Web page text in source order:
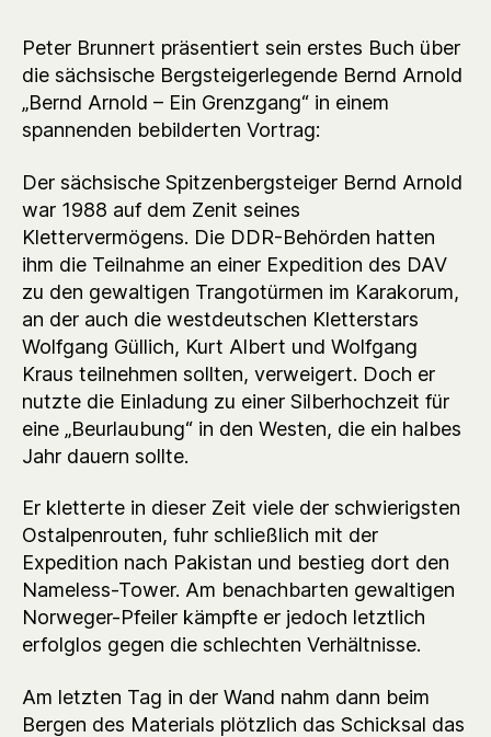
Peter Brunnert präsentiert sein erstes Buch über
die sächsische Bergsteigerlegende Bernd Arnold
„Bernd Arnold – Ein Grenzgang“ in einem
spannenden bebilderten Vortrag:
Der sächsische Spitzenbergsteiger Bernd Arnold
war 1988 auf dem Zenit seines
Klettervermögens. Die DDR-Behörden hatten
ihm die Teilnahme an einer Expedition des DAV
zu den gewaltigen Trangotürmen im Karakorum,
an der auch die westdeutschen Kletterstars
Wolfgang Güllich, Kurt Albert und Wolfgang
Kraus teilnehmen sollten, verweigert. Doch er
nutzte die Einladung zu einer Silberhochzeit für
eine „Beurlaubung“ in den Westen, die ein halbes
Jahr dauern sollte.
Er kletterte in dieser Zeit viele der schwierigsten
Ostalpenrouten, fuhr schließlich mit der
Expedition nach Pakistan und bestieg dort den
Nameless-Tower. Am benachbarten gewaltigen
Norweger-Pfeiler kämpfte er jedoch letztlich
erfolglos gegen die schlechten Verhältnisse.
Am letzten Tag in der Wand nahm dann beim
Bergen des Materials plötzlich das Schicksal das